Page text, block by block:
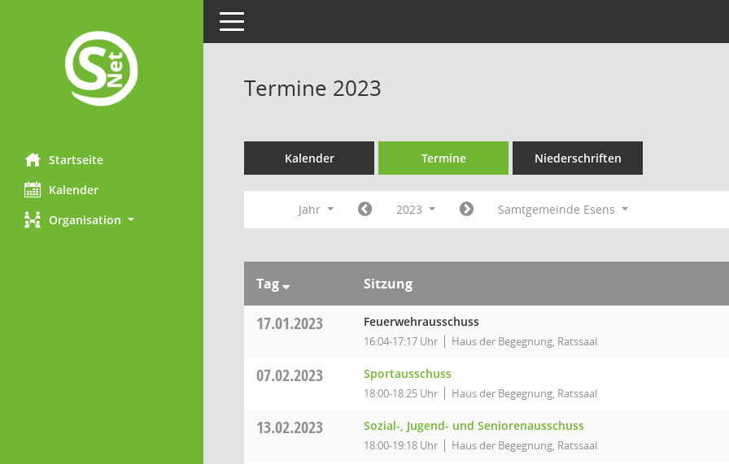
Startseite
Kalender
Organisation
Toggle navigation
Termine 2023
Kalender Termine Niederschriften
Jahr 2023 Samtgemeinde Esens
Tag Sitzung
17.01.2023 Feuerwehrausschuss
16:04-17:17 Uhr Haus der Begegnung, Ratssaal
07.02.2023 Sportausschuss
18:00-18:25 Uhr Haus der Begegnung, Ratssaal
13.02.2023 Sozial-, Jugend- und Seniorenausschuss
18:00-19:18 Uhr Haus der Begegnung, Ratssaal